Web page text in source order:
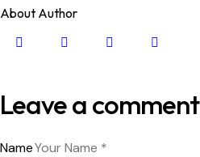
About Author
Leave a comment
Name